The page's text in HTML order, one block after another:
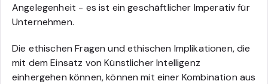
Angelegenheit - es ist ein geschäftlicher Imperativ für
Unternehmen.
Die ethischen Fragen und ethischen Implikationen, die
mit dem Einsatz von Künstlicher Intelligenz
einhergehen können, können mit einer Kombination aus